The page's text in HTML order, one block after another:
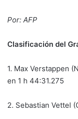
Por: AFP
Clasificación del
1. Max Verstappen
en 1 h 44:31.275
2. Sebastian Vettel